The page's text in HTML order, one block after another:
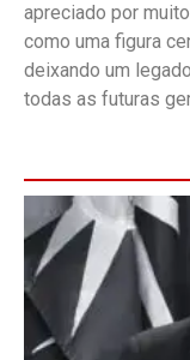
apreciado por
como uma figura
deixando um
todas as futuras